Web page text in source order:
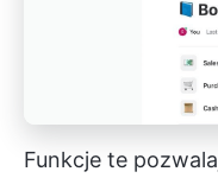
Funkcje te